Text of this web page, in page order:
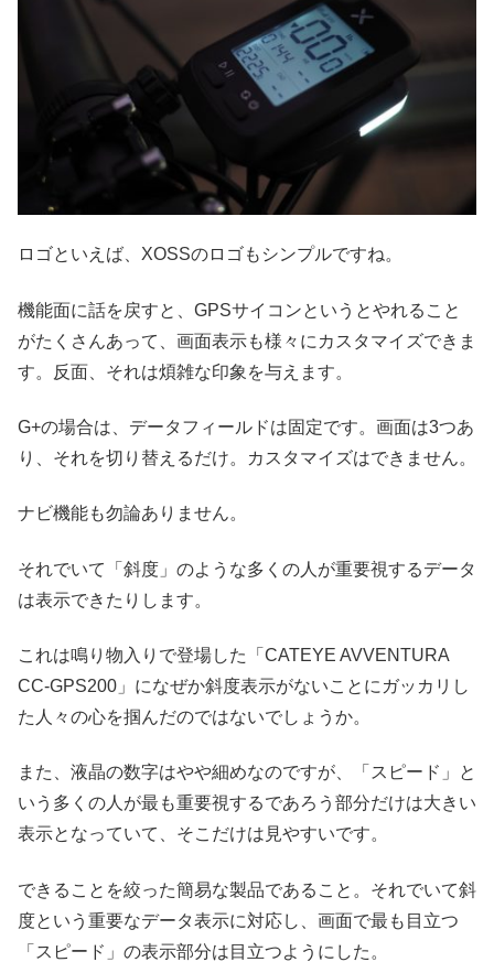
ロゴといえば、XOSSのロゴもシンプルですね。
機能面に話を戻すと、GPSサイコンというとやれること
がたくさんあって、画面表示も様々にカスタマイズできま
す。反面、それは煩雑な印象を与えます。
G+の場合は、データフィールドは固定です。画面は3つあ
り、それを切り替えるだけ。カスタマイズはできません。
ナビ機能も勿論ありません。
それでいて「斜度」のような多くの人が重要視するデータ
は表示できたりします。
これは鳴り物入りで登場した「CATEYE AVVENTURA
CC-GPS200」になぜか斜度表示がないことにガッカリし
た人々の心を掴んだのではないでしょうか。
また、液晶の数字はやや細めなのですが、「スピード」と
いう多くの人が最も重要視するであろう部分だけは大きい
表示となっていて、そこだけは見やすいです。
できることを絞った簡易な製品であること。それでいて斜
度という重要なデータ表示に対応し、画面で最も目立つ
「スピード」の表示部分は目立つようにした。